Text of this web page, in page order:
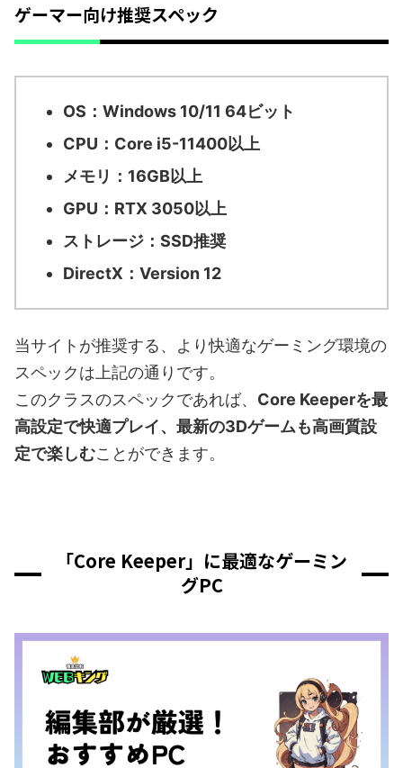
ゲーマー向け推奨スペック
OS：Windows 10/11 64ビット
CPU：Core i5-11400以上
メモリ：16GB以上
GPU：RTX 3050以上
ストレージ：SSD推奨
DirectX：Version 12
当サイトが推奨する、より快適なゲーミング環境の
スペックは上記の通りです。
このクラスのスペックであれば、 Core Keeperを最
高設定で快適プレイ、最新の3Dゲームも高画質設
定で楽しむことができます。
「Core Keeper」に最適なゲーミン
グPC